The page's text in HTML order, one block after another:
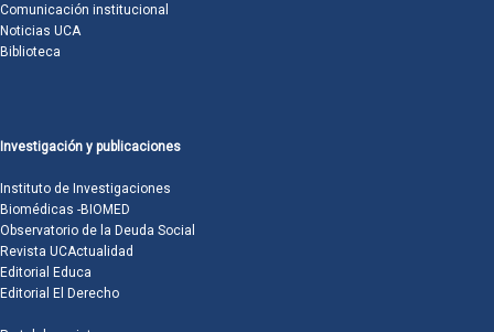
Comunicación institucional
Noticias UCA
Biblioteca
Investigación y publicaciones
Instituto de Investigaciones
Biomédicas -BIOMED
Observatorio de la Deuda Social
Revista UCActualidad
Editorial Educa
Editorial El Derecho